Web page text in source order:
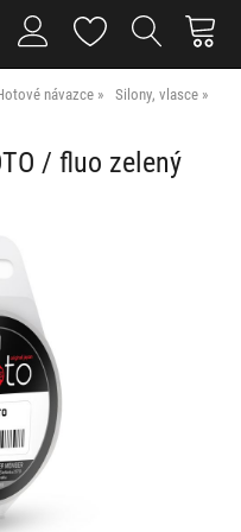
návazce
Silony, vlasce
/ fluo zelený